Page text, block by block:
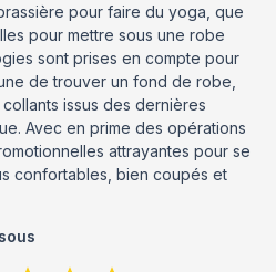
pour faire du yoga, que
pour mettre sous une robe
sont prises en compte pour
de trouver un fond de robe,
issus des dernières
Avec en prime des opérations
attrayantes pour se
confortables, bien coupés et